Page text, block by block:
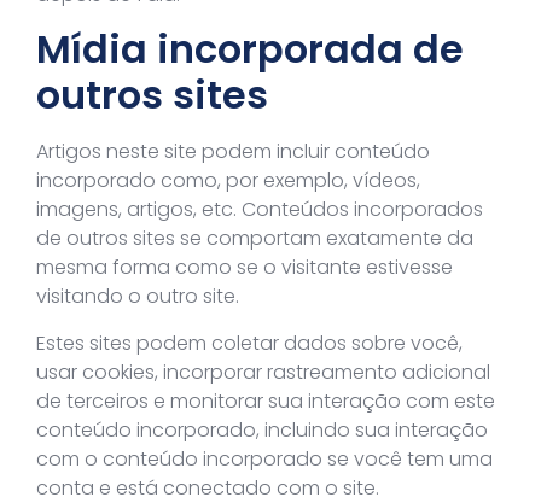
Mídia incorporada de
outros sites
Artigos neste site podem incluir conteúdo
incorporado como, por exemplo, vídeos,
imagens, artigos, etc. Conteúdos incorporados
de outros sites se comportam exatamente da
mesma forma como se o visitante estivesse
visitando o outro site.
Estes sites podem coletar dados sobre você,
usar cookies, incorporar rastreamento adicional
de terceiros e monitorar sua interação com este
conteúdo incorporado, incluindo sua interação
com o conteúdo incorporado se você tem uma
conta e está conectado com o site.